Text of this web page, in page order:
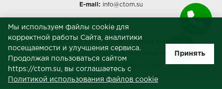
E-mail: info@ctom.su
МЕНЮ
Политика обработки персональных данных
Согласие на обработку персональных данных
Пользовательское соглашение
Мы используем файлы cookie для
корректной работы Сайта, аналитики
посещаемости и улучшения сервиса.
Продолжая пользоваться сайтом
https://ctom.su, вы соглашаетесь с
Политикой использования файлов cookie
Принять